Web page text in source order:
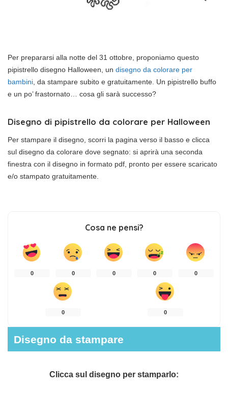
Per prepararsi alla notte del 31 ottobre, proponiamo questo
pipistrello disegno Halloween, un disegno da colorare per
bambini, da stampare subito e gratuitamente. Un pipistrello buffo
e un po’ frastornato… cosa gli sarà successo?
Disegno di pipistrello da colorare per Halloween
Per stampare il disegno, scorri la pagina verso il basso e clicca
sul disegno da colorare dove segnato: si aprirà una seconda
finestra con il disegno in formato pdf, pronto per essere scaricato
e/o stampato gratuitamente.
Cosa ne pensi?
0 0 0 0 0
0 0
Disegno da stampare
Clicca sul disegno per stamparlo: